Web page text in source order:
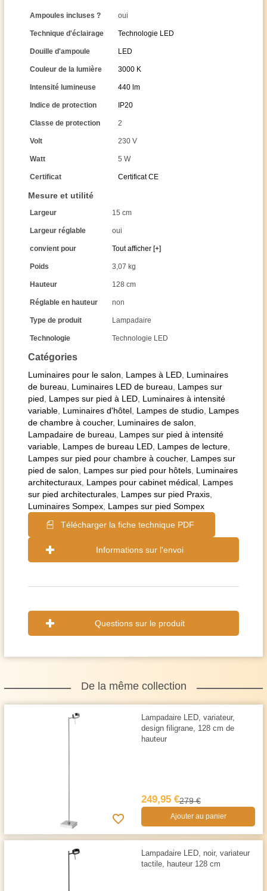
Catégories
Luminaires pour le salon Lampes à LED Luminaires
de bureau
Luminaires LED de bureau
Lampes sur
pied
Lampes sur pied à LED Luminaires à intensité
variable Luminaires d'hôtel Lampes de studio Lampes
de chambre à coucher, Luminaires de salon
Lampadaire de bureau
Lampes sur pied à intensité
variable Lampes de bureau LED Lampes de lecture
Lampes sur pied pour chambre à coucher, Lampes sur
pied de salon
Lampes sur pied pour hôtels Luminaires
architecturaux Lampes pour cabinet médical Lampes
sur pied architecturales Lampes sur pied Praxis
Luminaires Sompex Lampes sur pied Sompex
Télécharger la fiche technique PDF
Informations sur l'envoi
Ampoules incluses ? oui
Technique d'éclairage Technologie LED
Douille d'ampoule LED
Couleur de la lumière 3000 K
Intensité lumineuse 440 lm
Indice de protection IP20
Classe de protection 2
Volt 230 V
Watt 5 W
Certificat Certificat CE
Mesure et utilité
Largeur 15 cm
Largeur réglable oui
convient pour Tout afficher [+]
Poids 3,07 kg
Hauteur 128 cm
Réglable en hauteur non
Type de produit Lampadaire
Technologie Technologie LED
Questions sur le produit
De la même collection
Lampadaire LED, variateur,
design filigrane, 128 cm de
hauteur
249,95 €279 €
Ajouter au panier
Lampadaire LED, noir, variateur
tactile, hauteur 128 cm